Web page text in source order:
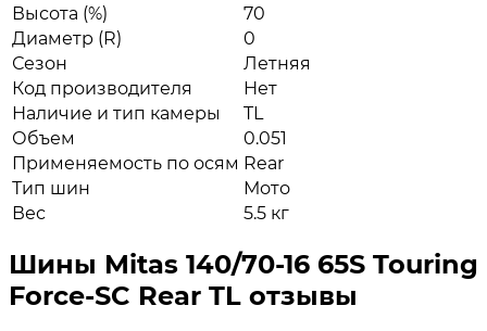
Высота (%)
70
Диаметр (R)
0
Сезон
Летняя
Код производителя
Нет
Наличие и тип камеры
TL
Объем
0.051
Применяемость по осям Rear
Тип шин
Мото
Вес
5.5 кг
Шины Mitas 140/70-16 65S Touring
Force-SC Rear TL отзывы